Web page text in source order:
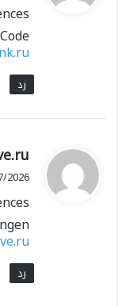
ل
رد
ي
ق
ل
09/07/2026
رد